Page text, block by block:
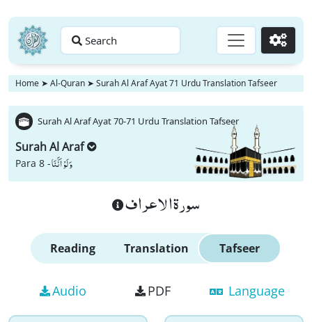
Search Go
Home ➤ Al-Quran ➤ Surah Al Araf Ayat 71 Urdu Translation Tafseer
Surah Al Araf Ayat 70-71 Urdu Translation Tafseer
Surah Al Araf
Para 8 -وَ لَوْ اَنَّنَا
سورة الاعراف
Reading Translation Tafseer
Audio PDF Language